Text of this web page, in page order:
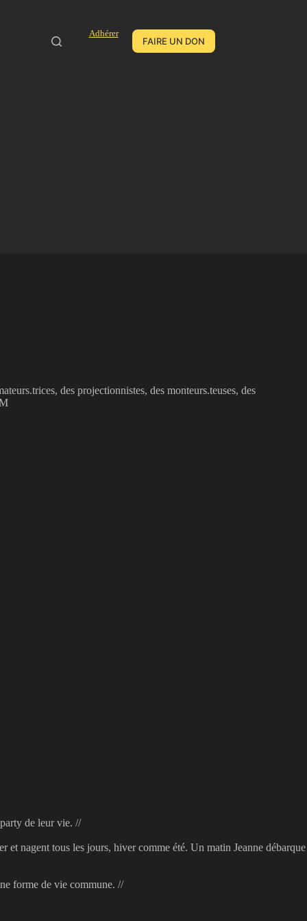
Adhérer
FAIRE UN DON
des projectionnistes, des monteurs.teuses, des
de leur vie. //
nagent tous les jours, hiver comme été. Un matin Jeanne débarque
forme de vie commune. //